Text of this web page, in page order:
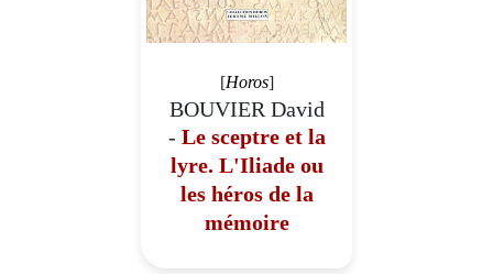
[Horos]
BOUVIER David
- Le sceptre et la
lyre. L'Iliade ou
les héros de la
mémoire